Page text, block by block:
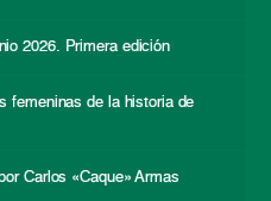
2026. Primera edición
femeninas de la historia de
Carlos «Caque» Armas